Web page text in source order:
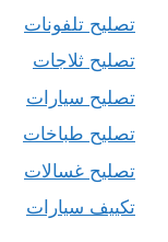
تصليح تلفونات
تصليح ثلاجات
تصليح سيارات
تصليح طباخات
تصليح غسالات
تكييف سيارات